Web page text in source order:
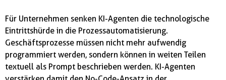
Für Unternehmen senken KI-Agenten die technologische
Eintrittshürde in die Prozessautomatisierung.
Geschäftsprozesse müssen nicht mehr aufwendig
programmiert werden, sondern können in weiten Teilen
textuell als Prompt beschrieben werden. KI-Agenten